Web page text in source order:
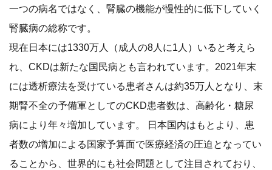
一つの病名ではなく、腎臓の機能が慢性的に低下していく
腎臓病の総称です。
現在日本には1330万人（成人の8人に1人）いると考えら
れ、CKDは新たな国民病とも言われています。2021年末
には透析療法を受けている患者さんは約35万人となり、末
期腎不全の予備軍としてのCKD患者数は、高齢化・糖尿
病により年々増加しています。 日本国内はもとより、患
者数の増加による国家予算面で医療経済の圧迫となってい
ることから、世界的にも社会問題として注目されており、